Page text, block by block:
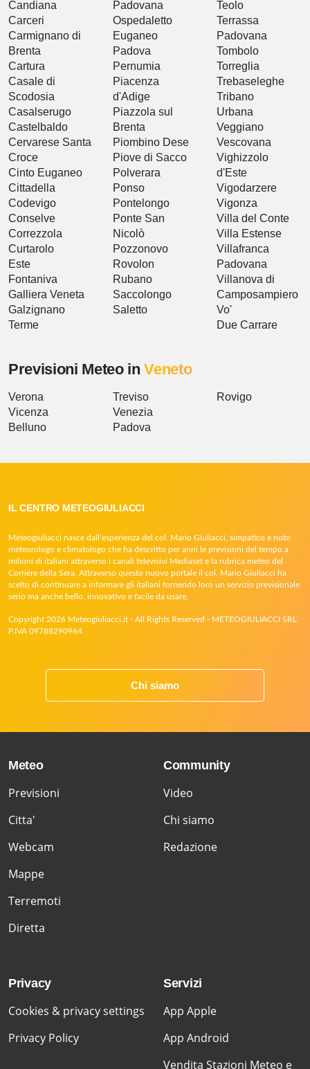
Candiana
Carceri
Carmignano di
Brenta
Cartura
Casale di
Scodosia
Casalserugo
Castelbaldo
Cervarese Santa
Croce
Cinto Euganeo
Cittadella
Codevigo
Conselve
Correzzola
Curtarolo
Este
Fontaniva
Galliera Veneta
Galzignano
Terme
Padovana
Ospedaletto
Euganeo
Padova
Pernumia
Piacenza
d'Adige
Piazzola sul
Brenta
Piombino Dese
Piove di Sacco
Polverara
Ponso
Pontelongo
Ponte San
Nicolò
Pozzonovo
Rovolon
Rubano
Saccolongo
Saletto
Teolo
Terrassa
Padovana
Tombolo
Torreglia
Trebaseleghe
Tribano
Urbana
Veggiano
Vescovana
Vighizzolo
d'Este
Vigodarzere
Vigonza
Villa del Conte
Villa Estense
Villafranca
Padovana
Villanova di
Camposampiero
Vo'
Due Carrare
Previsioni Meteo inVeneto
Verona
Vicenza
Belluno
Treviso
Venezia
Padova
Rovigo
IL CENTRO METEOGIULIACCI
Meteogiuliacci nasce dall’esperienza del col. Mario Giuliacci, simpatico e noto
meteorologo e climatologo che ha descritto per anni le previsioni del tempo a
milioni di italiani attraverso i canali televisivi Mediaset e la rubrica meteo del
Corriere della Sera. Attraverso questo nuovo portale il col. Mario Giuliacci ha
scelto di continuare a informare gli italiani fornendo loro un servizio previsionale
serio ma anche bello, innovativo e facile da usare.
Copyright 2026 Meteogiuliacci.it - All Rights Reserved - METEOGIULIACCI SRL
P.IVA 09788290964
Chi siamo
Meteo
Previsioni
Citta'
Webcam
Mappe
Terremoti
Diretta
Community
Video
Chi siamo
Redazione
Privacy
Cookies & privacy settings
Privacy Policy
Servizi
App Apple
App Android
Vendita Stazioni Meteo e